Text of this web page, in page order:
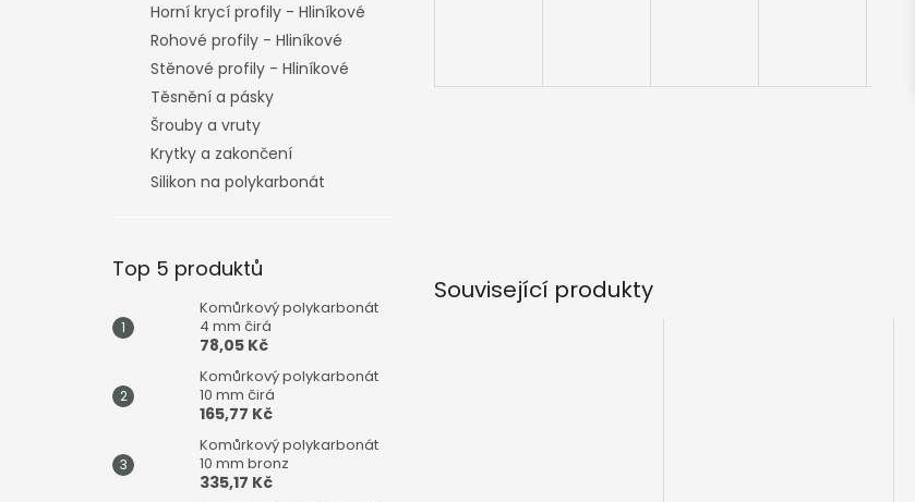
Horní krycí profily - Hliníkové
Rohové profily - Hliníkové
Stěnové profily - Hliníkové
Těsnění a pásky
Šrouby a vruty
Krytky a zakončení
Silikon na polykarbonát
Top 5 produktů
Komůrkový polykarbonát
4 mm čirá
78,05 Kč
Komůrkový polykarbonát
10 mm čirá
165,77 Kč
Komůrkový polykarbonát
10 mm bronz
335,17 Kč
Související produkty